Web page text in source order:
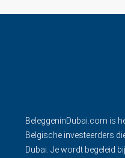
BeleggeninDubai.com is
Belgische investeerders
Dubai. Je wordt begeleid